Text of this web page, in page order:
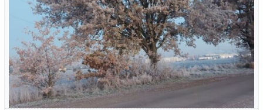
Weihnachtsbeleuchtung an den Schlösser in Türnich und
Loersfeld zu sehen, aber damit war leider Essig. Kaum
Beleuchtung dort. Dafür strahlte der Pferdehof am Erft-
Karree besonders, vor allem auch das Kunst-Pferd im
Garten.
Es war heuet nicht mehr so kalt wie die letzten Tage und
es war trocken, deswegen machte die letzte Veedelstour